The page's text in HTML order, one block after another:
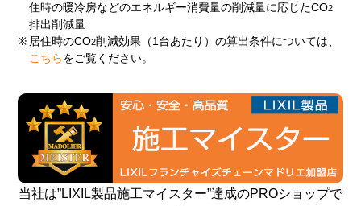
住時の暖冷房などのエネルギー消費量の削減量に応じたCO2
排出削減量
※ 居住時のCO2削減効果（1台あたり）の算出条件については、
こちら をご覧ください。
当社は”LIXIL製品施工マイスター”達成のPROショップで